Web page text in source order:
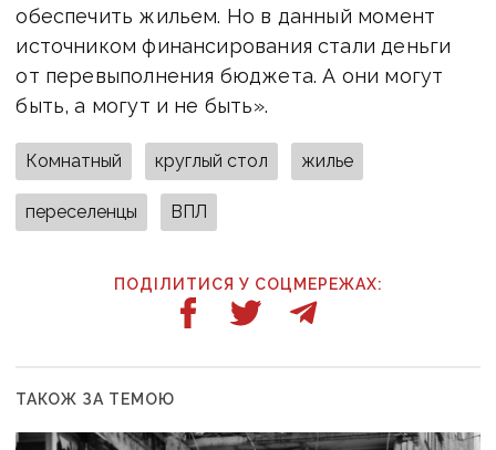
обеспечить жильем. Но в данный момент
источником финансирования стали деньги
от перевыполнения бюджета. А они могут
быть, а могут и не быть».
Комнатный круглый стол жилье
переселенцы ВПЛ
ПОДІЛИТИСЯ У СОЦМЕРЕЖАХ:
ТАКОЖ ЗА ТЕМОЮ